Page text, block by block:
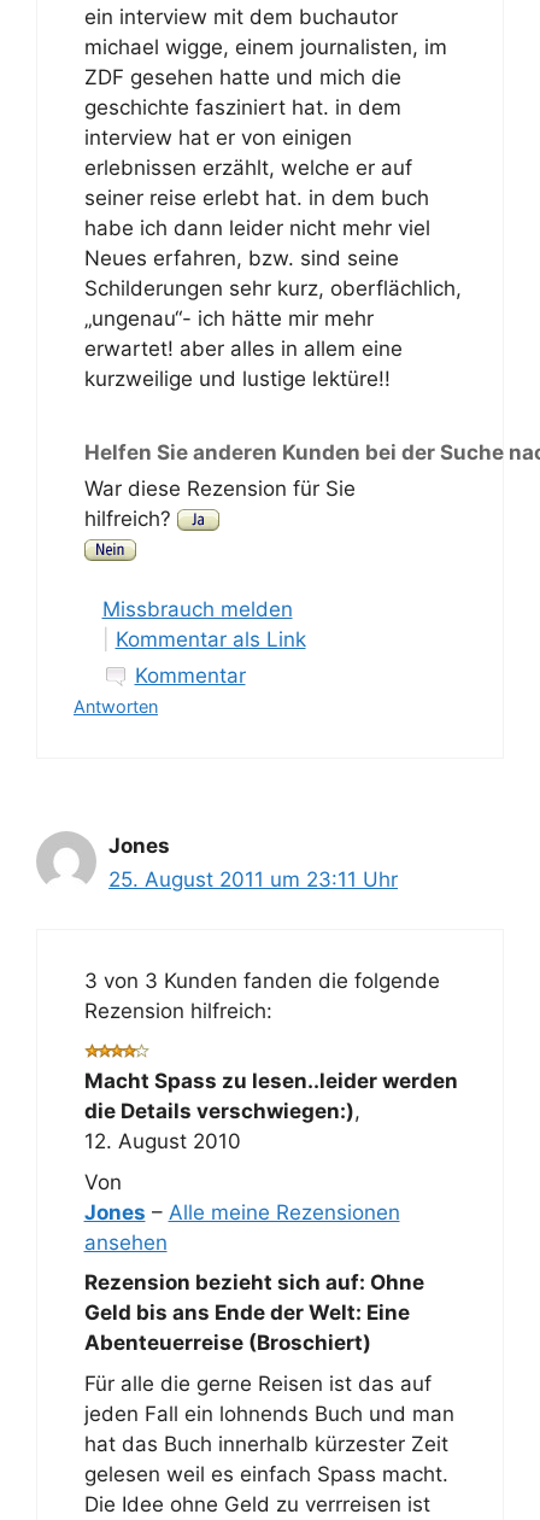
ein interview mit dem buchautor
michael wigge, einem journalisten, im
ZDF gesehen hatte und mich die
geschichte fasziniert hat. in dem
interview hat er von einigen
erlebnissen erzählt, welche er auf
seiner reise erlebt hat. in dem buch
habe ich dann leider nicht mehr viel
Neues erfahren, bzw. sind seine
Schilderungen sehr kurz, oberflächlich,
„ungenau“- ich hätte mir mehr
erwartet! aber alles in allem eine
kurzweilige und lustige lektüre!!
Helfen Sie anderen Kunden bei der Suche
War diese Rezension für Sie
hilfreich?
Missbrauch melden
Kommentar als Link
Kommentar
Antworten
Jones
25. August 2011 um 23:11 Uhr
3 von 3 Kunden fanden die folgende
Rezension hilfreich:
Macht Spass zu lesen..leider werden
die Details verschwiegen:),
12. August 2010
Von
Jones – Alle meine Rezensionen
ansehen
Rezension bezieht sich auf: Ohne
Geld bis ans Ende der Welt: Eine
Abenteuerreise (Broschiert)
Für alle die gerne Reisen ist das auf
jeden Fall ein lohnends Buch und man
hat das Buch innerhalb kürzester Zeit
gelesen weil es einfach Spass macht.
Die Idee ohne Geld zu verrreisen ist